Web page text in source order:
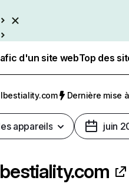
d'un site webTop des
Dernière mise
appareils juin